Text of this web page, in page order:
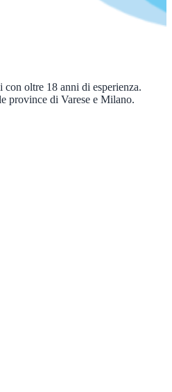
oltre 18 anni di esperienza.
province di Varese e Milano.